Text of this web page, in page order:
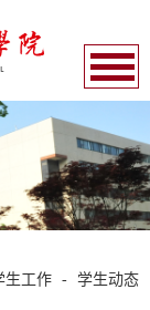
生工作 - 学生动态